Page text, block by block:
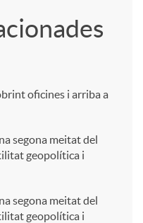
oficines i arriba a
segona meitat del
geopolítica i
segona meitat del
geopolítica i